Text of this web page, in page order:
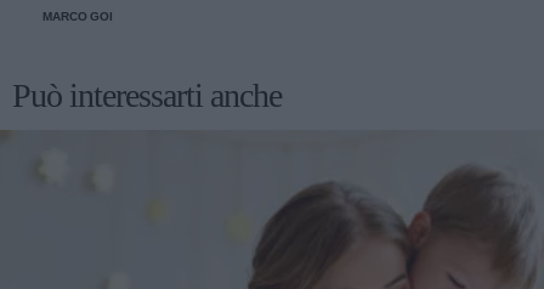
MARCO GOI
Può interessarti anche